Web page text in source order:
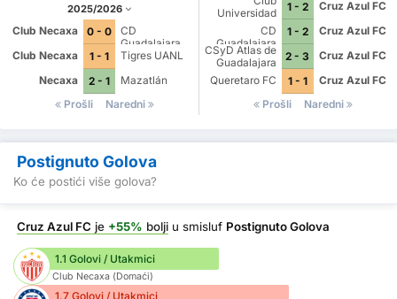
2025/2026
Club Necaxa 0 - 0
CD
Guadalajara
Club Necaxa
1 - 1
Tigres UANL
Necaxa
2 - 1
Mazatlán
Prošli
Naredni
Universidad
Nacional
1 - 2
Cruz Azul FC
CD
Guadalajara
1 - 2
Cruz Azul FC
CSyD Atlas de
Guadalajara
2 - 3
Cruz Azul FC
Queretaro FC
1 - 1
Cruz Azul FC
Prošli
Naredni
Postignuto Golova
Ko će postići više golova?
Cruz Azul FC je +55% bolji u smisluf Postignuto Golova
1.1 Golovi / Utakmici
Club Necaxa (Domaći)
1.7 Golovi / Utakmici